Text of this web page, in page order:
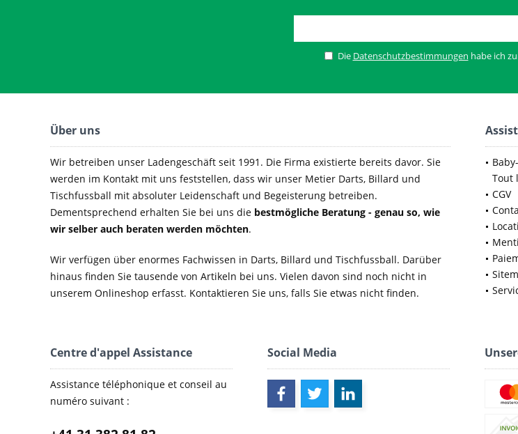
Die Datenschutzbestimmungen habe ich
Über uns
Wir betreiben unser Ladengeschäft seit 1991. Die Firma existierte bereits davor. Sie
werden im Kontakt mit uns feststellen, dass wir unser Metier Darts, Billard und
Tischfussball mit absoluter Leidenschaft und Begeisterung betreiben.
Dementsprechend erhalten Sie bei uns die bestmögliche Beratung - genau so, wie
wir selber auch beraten werden möchten.
Wir verfügen über enormes Fachwissen in Darts, Billard und Tischfussball. Darüber
hinaus finden Sie tausende von Artikeln bei uns. Vielen davon sind noch nicht in
unserem Onlineshop erfasst. Kontaktieren Sie uns, falls Sie etwas nicht finden.
Tout
CGV
Centre d'appel Assistance
Assistance téléphonique et conseil au
numéro suivant :
Social Media